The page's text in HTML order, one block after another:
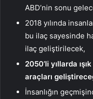
ABD’nin sonu
2018 yılında
bu ilaç sayesinde
ilaç geliştirilecek,
2050’li yıllarda
araçları
İnsanlığın